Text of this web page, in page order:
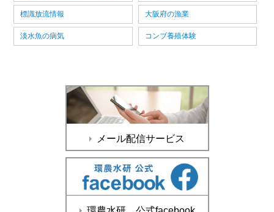
標識放流情報 大阪府の漁業
淡水魚の病気 コンブ養殖体験
メール配信サービス